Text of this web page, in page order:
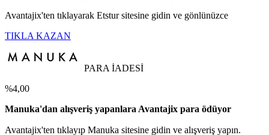
Avantajix'ten tıklayarak Etstur sitesine gidin ve gönlünüzce
TIKLA KAZAN
PARA İADESİ
%4,00
Manuka'dan alışveriş yapanlara Avantajix para ödüyor
Avantajix'ten tıklayıp Manuka sitesine gidin ve alışveriş yapın.